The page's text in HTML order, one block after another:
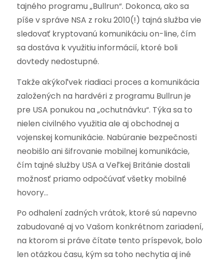
tajného programu „Bullrun“. Dokonca, ako sa
píše v správe NSA z roku 2010(!) tajná služba vie
sledovať kryptovanú komunikáciu on-line, čím
sa dostáva k využitiu informácií, ktoré boli
dovtedy nedostupné.
Takže akýkoľvek riadiaci proces a komunikácia
založených na hardvéri z programu Bullrun je
pre USA ponukou na „ochutnávku“. Týka sa to
nielen civilného využitia ale aj obchodnej a
vojenskej komunikácie. Nabúranie bezpečnosti
neobišlo ani šifrovanie mobilnej komunikácie,
čím tajné služby USA a Veľkej Británie dostali
možnosť priamo odpočúvať všetky mobilné
hovory…
Po odhalení zadných vrátok, ktoré sú napevno
zabudované aj vo Vašom konkrétnom zariadení,
na ktorom si práve čítate tento príspevok, bolo
len otázkou času, kým sa toho nechytia aj iné